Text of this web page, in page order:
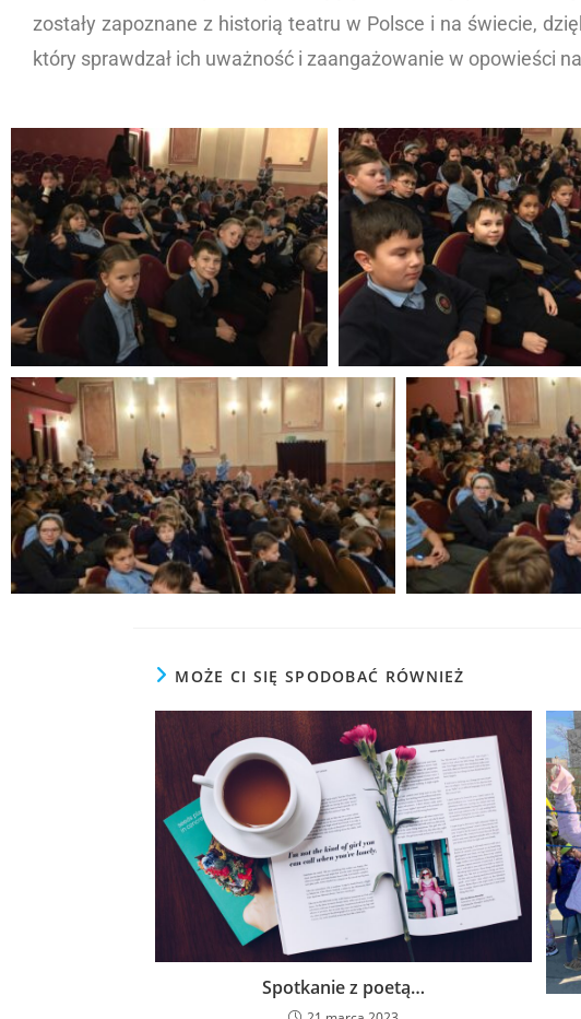
zostały zapoznane z historią teatru w Polsce i na świecie,
który sprawdzał ich uważność i zaangażowanie w opowieści
MOŻE CI SIĘ SPODOBAĆ RÓWNIEŻ
Spotkanie z poetą…